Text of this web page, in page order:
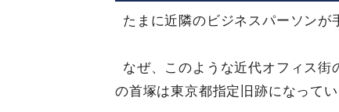
たまに近隣のビジネスパーソンが
なぜ、このような近代オフィス街
の首塚は東京都指定旧跡になって